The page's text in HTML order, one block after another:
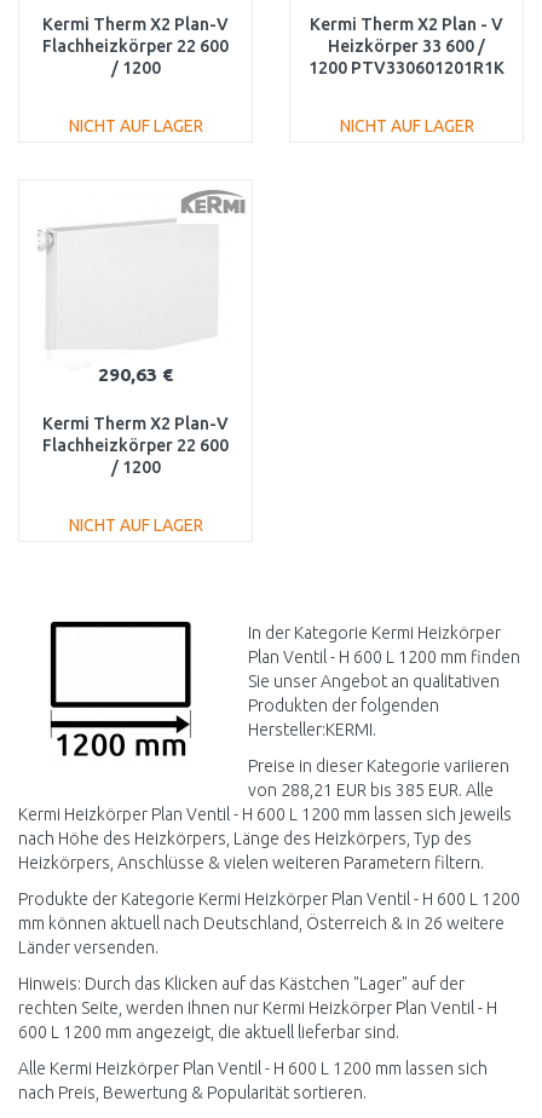
Kermi Therm X2 Plan-V
Flachheizkörper 22 600
/ 1200
NICHT AUF LAGER
Vergleichen
Kermi Therm X2 Plan - V
Heizkörper 33 600 /
1200 PTV330601201R1K
NICHT AUF LAGER
290,63 €
Kermi Therm X2 Plan-V
Flachheizkörper 22 600
/ 1200
NICHT AUF LAGER
Vergleichen
In der Kategorie Kermi Heizkörper
Plan Ventil - H 600 L 1200 mm finden
Sie unser Angebot an qualitativen
Produkten der folgenden
Hersteller:KERMI.
Preise in dieser Kategorie variieren
von 288,21 EUR bis 385 EUR. Alle
Kermi Heizkörper Plan Ventil - H 600 L 1200 mm lassen sich jeweils
nach Höhe des Heizkörpers, Länge des Heizkörpers, Typ des
Heizkörpers, Anschlüsse & vielen weiteren Parametern filtern.
Produkte der Kategorie Kermi Heizkörper Plan Ventil - H 600 L 1200
mm können aktuell nach Deutschland, Österreich & in 26 weitere
Länder versenden.
Hinweis: Durch das Klicken auf das Kästchen "Lager" auf der
rechten Seite, werden Ihnen nur Kermi Heizkörper Plan Ventil - H
600 L 1200 mm angezeigt, die aktuell lieferbar sind.
Alle Kermi Heizkörper Plan Ventil - H 600 L 1200 mm lassen sich
nach Preis, Bewertung & Popularität sortieren.